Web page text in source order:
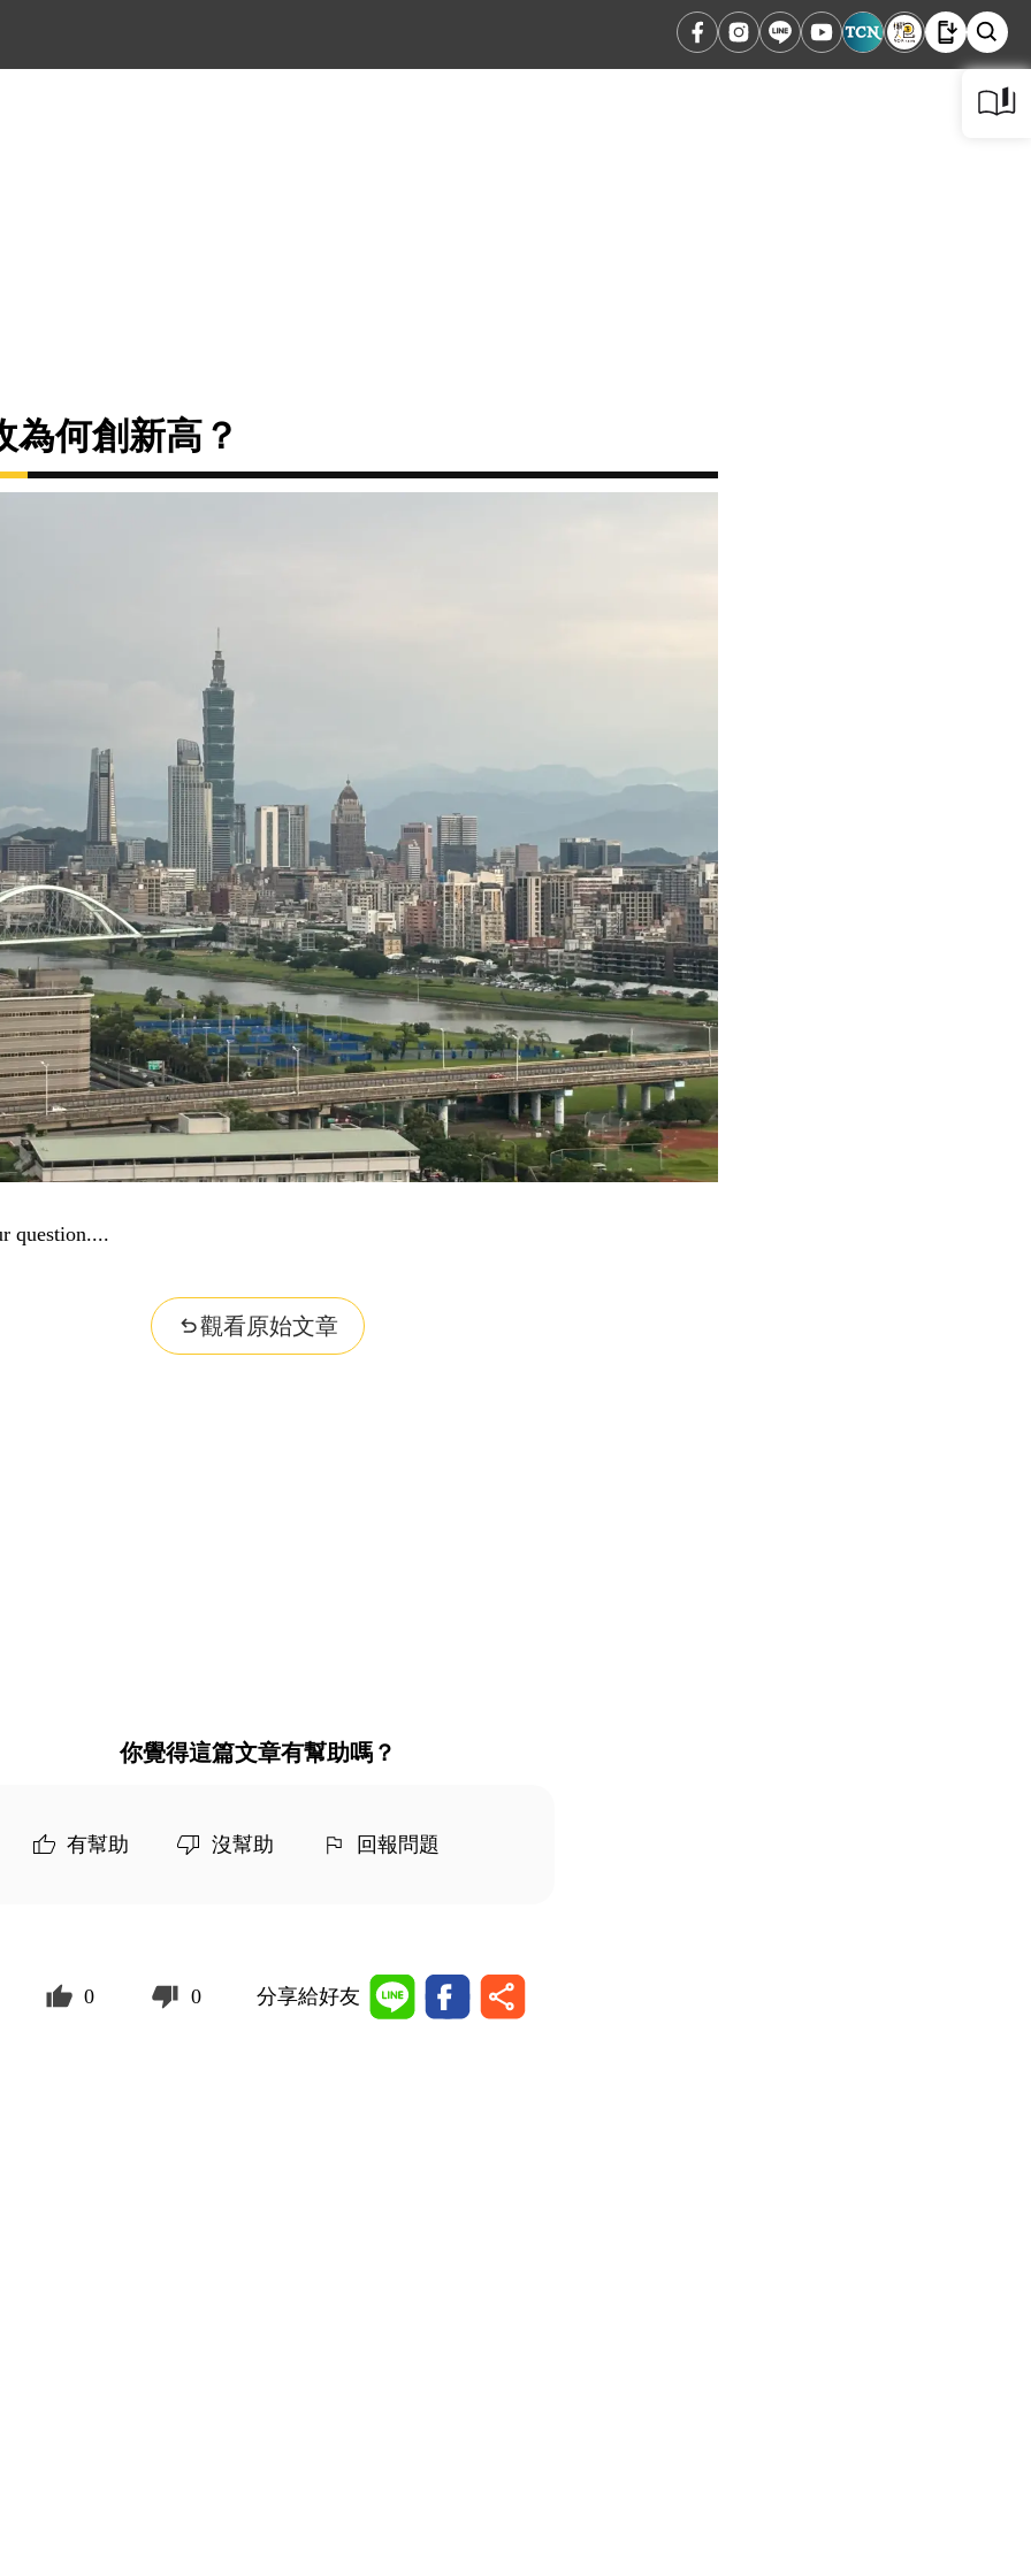
為何創新高？
question...
觀看原始文章
你覺得這篇文章有幫助嗎？
有幫助 沒幫助 回報問題
0 0 分享給好友